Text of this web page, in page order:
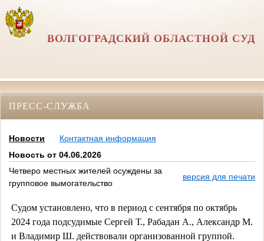
ВОЛГОГРАДСКИЙ ОБЛАСТНОЙ СУД
ПРЕСС-СЛУЖБА
Новости
Контактная информация
Новость от 04.06.2026
Четверо местных жителей осуждены за
групповое вымогательство
версия для печати
Судом установлено, что в период с сентября по октябрь
2024 года подсудимые Сергей Т., Рабадан А., Александр М.
и Владимир Ш. действовали организованной группой.